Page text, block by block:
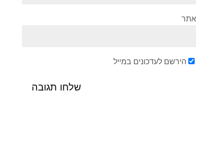
אתר
הירשם לעדכונים במייל